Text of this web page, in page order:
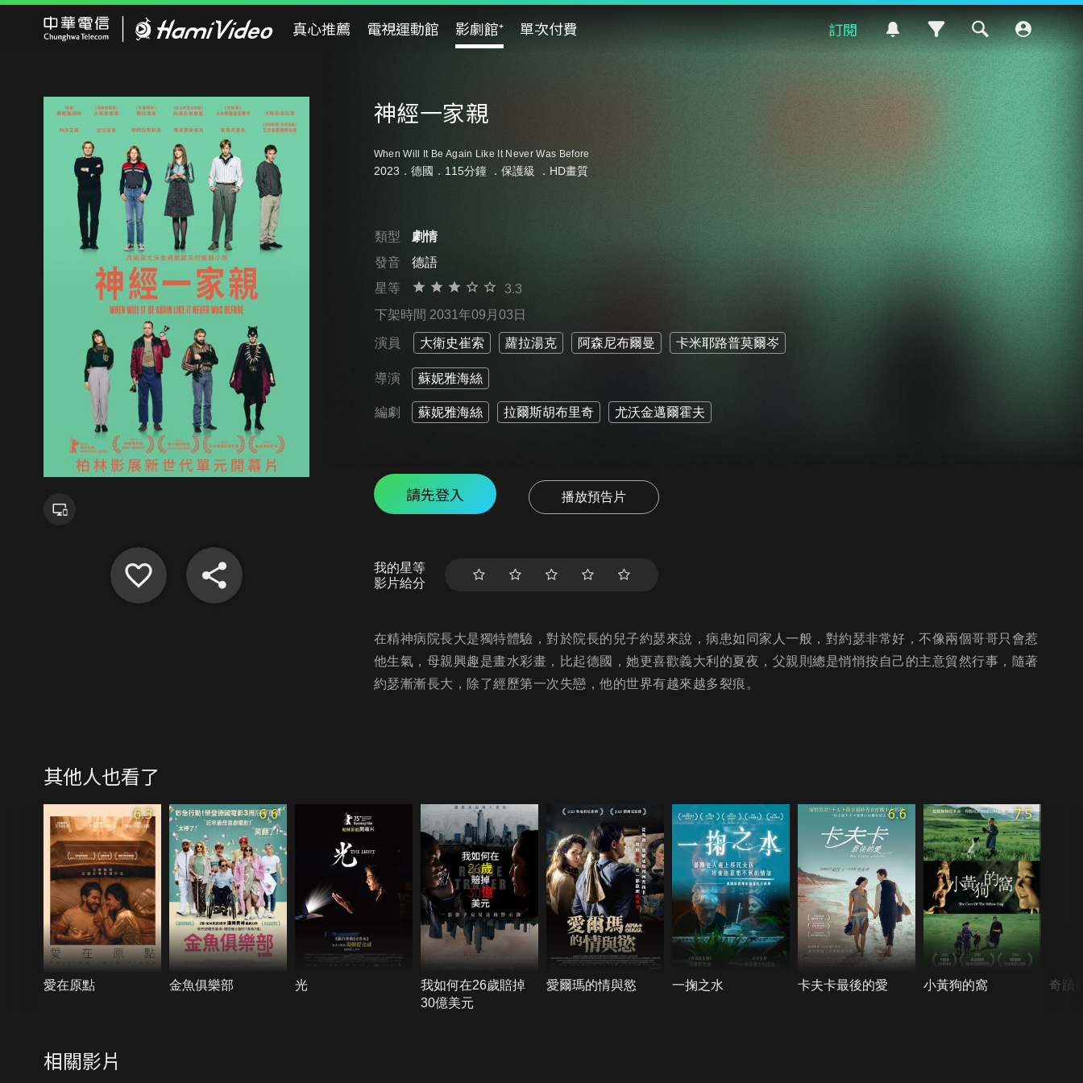
真心推薦 電視運動館 影劇館⁺ 單次付費 訂閱
神經一家親
When Will It Be Again Like It Never Was Before
2023．德國．115分鐘 ． 保護級 ．HD畫質
類型
劇情
發音
德語
星等
3.3
下架時間 2031年09月03日
演員 大衛史崔索 蘿拉湯克 阿森尼布爾曼 卡米耶路普莫爾岑
導演 蘇妮雅海絲
編劇 蘇妮雅海絲 拉爾斯胡布里奇 尤沃金邁爾霍夫
請先登入 播放預告片
我的星等
影片給分
在精神病院長大是獨特體驗，對於院長的兒子約瑟來說，病患如同家人一般，對約瑟非常好，不像兩個哥哥只會惹
他生氣，母親興趣是畫水彩畫，比起德國，她更喜歡義大利的夏夜，父親則總是悄悄按自己的主意貿然行事，隨著
約瑟漸漸長大，除了經歷第一次失戀，他的世界有越來越多裂痕。
其他人也看了
6.3
愛在原點
6.6
金魚俱樂部 光
我如何在26歲賠掉
30億美元
愛爾瑪的情與慾 一掬之水
6.6
卡夫卡最後的愛
7.5
小黃狗的窩 奇蹟
相關影片